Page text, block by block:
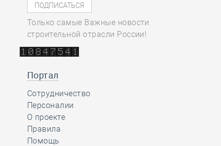
Только самые Важные новости
строительной отрасли России!
Портал
Сотрудничество
Персоналии
О проекте
Правила
Помощь